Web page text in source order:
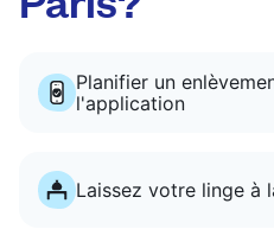
Planifier un
l'application
Laissez votre linge à